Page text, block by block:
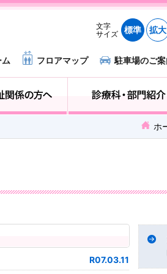
文字
サイズ
標準 拡大
フロアマップ 駐車場のご
ホ
R07.03.11